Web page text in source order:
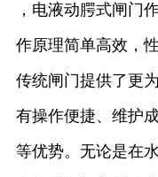
，电液动腭式闸门
作原理简单高效，
传统闸门提供了更
有操作便捷、维护
等优势。无论是在